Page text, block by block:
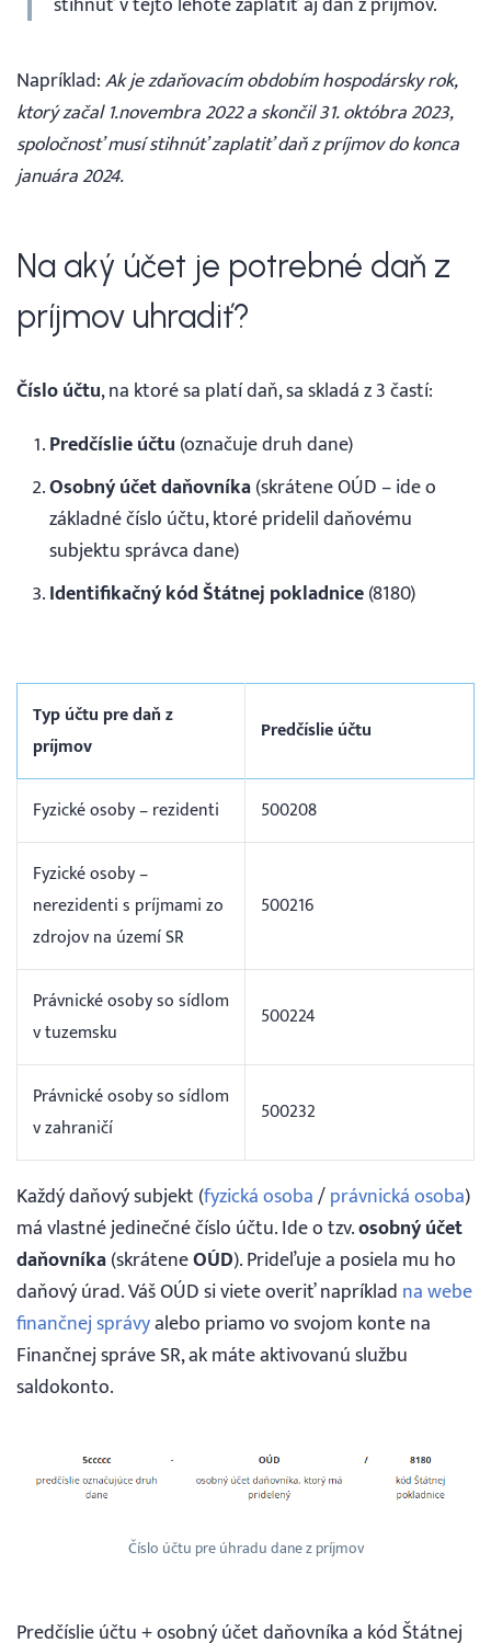
Napríklad:Ak je zdaňovacím obdobím hospodársky rok,
ktorý začal 1.novembra 2022 a skončil 31. októbra 2023,
spoločnosť musí stihnúť zaplatiť daň z príjmov do konca
januára 2024.
Na aký účet je potrebné daň z
príjmov uhradiť?
Číslo účtu, na ktoré sa platí daň, sa skladá z 3 častí:
Predčíslie účtu (označuje druh dane)
Osobný účet daňovníka(skrátene OÚD – ide o
základné číslo účtu, ktoré pridelil daňovému
subjektu správca dane)
Identifikačný kód Štátnej pokladnice(8180)
Typ účtu pre daň z
príjmov
Predčíslie účtu
Fyzické osoby – rezidenti 500208
Fyzické osoby –
nerezidenti s príjmami zo
zdrojov na území SR
500216
Právnické osoby so sídlom
v tuzemsku
500224
Právnické osoby so sídlom
v zahraničí
500232
Každý daňový subjekt (fyzická osoba/právnická osoba)
má vlastné jedinečné číslo účtu. Ide o tzv.osobný účet
daňovníka(skráteneOÚD). Prideľuje a posiela mu ho
daňový úrad. Váš OÚD si viete overiť napríklad na webe
finančnej správyalebo priamo vo svojom konte na
Finančnej správe SR, ak máte aktivovanú službu
saldokonto.
Číslo účtu pre úhradu dane z príjmov
Predčíslie účtu + osobný účet daňovníka a kód Štátnej